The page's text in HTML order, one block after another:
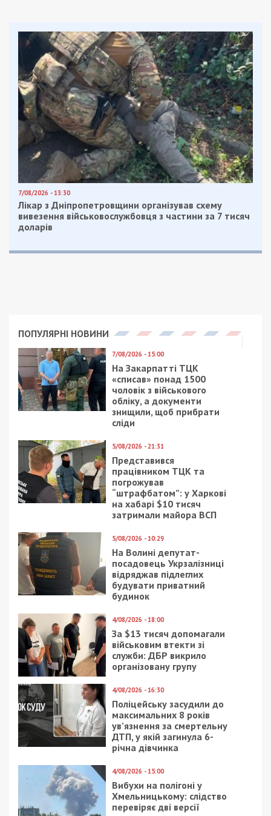
7/08/2026 - 13:30
Лікар з Дніпропетровщини організував схему
вивезення військовослужбовця з частини за 7 тисяч
доларів
ПОПУЛЯРНІ НОВИНИ
7/08/2026 - 15:00
На Закарпатті ТЦК
«списав» понад 1500
чоловік з військового
обліку, а документи
знищили, щоб прибрати
сліди
5/08/2026 - 21:31
Представився
працівником ТЦК та
погрожував
“штрафбатом”: у Харкові
на хабарі $10 тисяч
затримали майора ВСП
5/08/2026 - 10:29
На Волині депутат-
посадовець Укрзалізниці
відряджав підлеглих
будувати приватний
будинок
4/08/2026 - 18:00
За $13 тисяч допомагали
військовим втекти зі
служби: ДБР викрило
організовану групу
4/08/2026 - 16:30
Поліцейську засудили до
максимальних 8 років
ув’язнення за смертельну
ДТП, у якій загинула 6-
річна дівчинка
4/08/2026 - 15:00
Вибухи на полігоні у
Хмельницькому: слідство
перевіряє дві версії